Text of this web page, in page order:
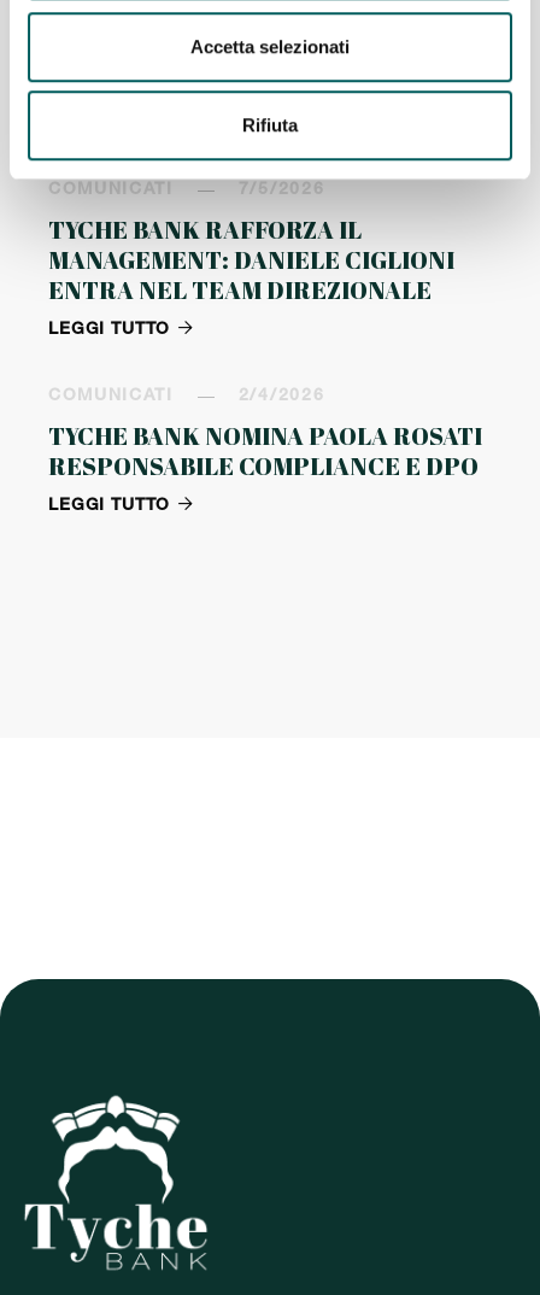
Accetta selezionati
Rifiuta
TYCHE BANK SOSTIENE LA CRESCITA
DI MADRÉ CON UN FINANZIAMENTO
DA 600 MILA EURO
COMUNICATI 7/5/2026
TYCHE BANK RAFFORZA IL
MANAGEMENT: DANIELE CIGLIONI
ENTRA NEL TEAM DIREZIONALE
LEGGI TUTTO 
COMUNICATI 2/4/2026
TYCHE BANK NOMINA PAOLA ROSATI
RESPONSABILE COMPLIANCE E DPO
LEGGI TUTTO 